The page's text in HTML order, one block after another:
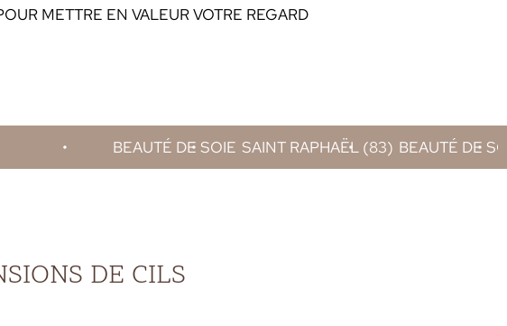
METTRE EN VALEUR VOTRE REGARD
BEAUTÉ DE SOIE SAINT RAPHAËL (83) BEAUTÉ DE SOIE SAINT
DE CILS